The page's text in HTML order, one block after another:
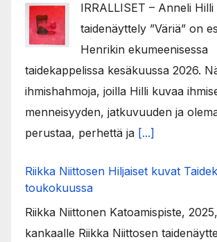
IRRALLISET – Anneli
taidenäyttely ”Väriä” on
Henrikin ekumeenisessa
taidekappelissa kesäkuussa 2026.
ihmishahmoja, joilla Hilli kuvaa
menneisyyden, jatkuvuuden ja
perustaa, perhettä ja [...]
Riikka Niittosen Hiljaiset kuvat
toukokuussa
Riikka Niittonen Katoamispiste,
kankaalle Riikka Niittosen